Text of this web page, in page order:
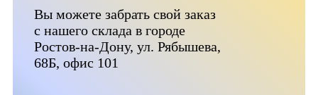
Вы можете забрать свой заказ
с нашего склада в городе
Ростов-на-Дону, ул. Рябышева,
68Б, офис 101